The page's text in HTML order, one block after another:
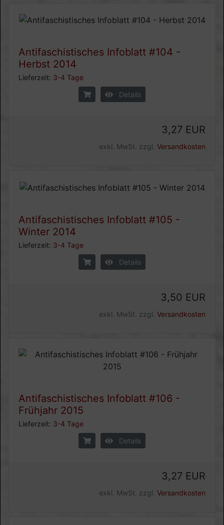
Antifaschistisches Infoblatt #104 -
Herbst 2014
Lieferzeit: 3-4 Tage
Details
3,27 EUR
exkl. MwSt. zzgl. Versandkosten
Antifaschistisches Infoblatt #105 -
Winter 2014
Lieferzeit: 3-4 Tage
Details
3,50 EUR
exkl. MwSt. zzgl. Versandkosten
Antifaschistisches Infoblatt #106 -
Frühjahr 2015
Lieferzeit: 3-4 Tage
Details
3,27 EUR
exkl. MwSt. zzgl. Versandkosten